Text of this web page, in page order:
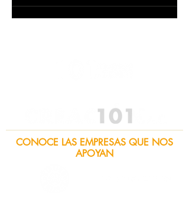
CONOCE LAS EMPRESAS QUE NOS
APOYAN